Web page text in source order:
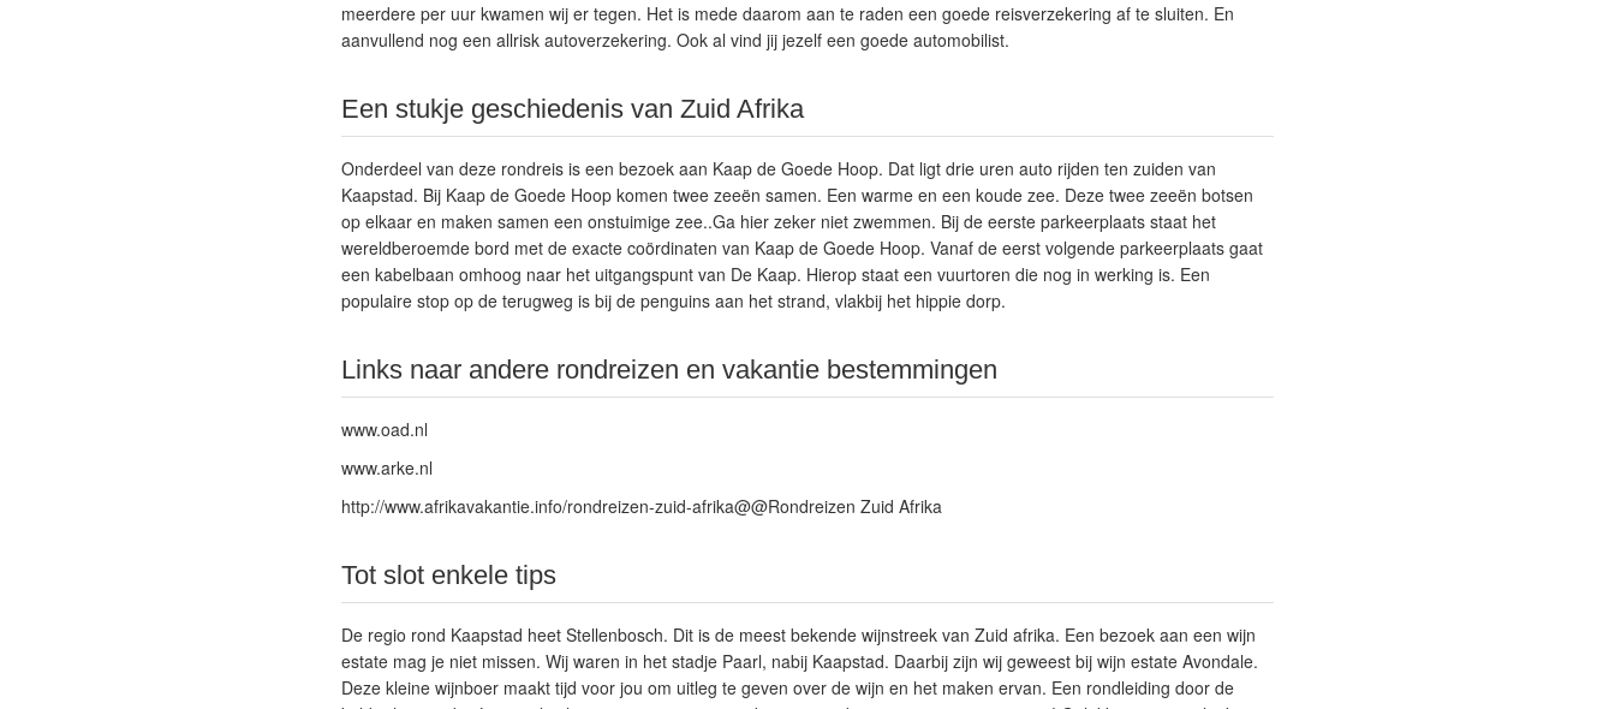
meerdere per uur kwamen wij er tegen. Het is mede daarom aan te raden een goede reisverzekering af te sluiten. En
aanvullend nog een allrisk autoverzekering. Ook al vind jij jezelf een goede automobilist.
Een stukje geschiedenis van Zuid Afrika
Onderdeel van deze rondreis is een bezoek aan Kaap de Goede Hoop. Dat ligt drie uren auto rijden ten zuiden van
Kaapstad. Bij Kaap de Goede Hoop komen twee zeeën samen. Een warme en een koude zee. Deze twee zeeën botsen
op elkaar en maken samen een onstuimige zee..Ga hier zeker niet zwemmen. Bij de eerste parkeerplaats staat het
wereldberoemde bord met de exacte coördinaten van Kaap de Goede Hoop. Vanaf de eerst volgende parkeerplaats gaat
een kabelbaan omhoog naar het uitgangspunt van De Kaap. Hierop staat een vuurtoren die nog in werking is. Een
populaire stop op de terugweg is bij de penguins aan het strand, vlakbij het hippie dorp.
Links naar andere rondreizen en vakantie bestemmingen
www.oad.nl
www.arke.nl
http://www.afrikavakantie.info/rondreizen-zuid-afrika@@Rondreizen Zuid Afrika
Tot slot enkele tips
De regio rond Kaapstad heet Stellenbosch. Dit is de meest bekende wijnstreek van Zuid afrika. Een bezoek aan een wijn
estate mag je niet missen. Wij waren in het stadje Paarl, nabij Kaapstad. Daarbij zijn wij geweest bij wijn estate Avondale.
Deze kleine wijnboer maakt tijd voor jou om uitleg te geven over de wijn en het maken ervan. Een rondleiding door de